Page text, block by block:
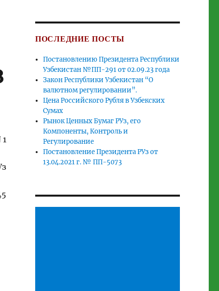
ПОСЛЕДНИЕ ПОСТЫ
Постановлению Президента Республики
Узбекистан №ПП-291 от 02.09.23 года
Закон Республики Узбекистан “О
валютном регулировании”.
Цена Российского Рубля в Узбекских
Сумах
Рынок Ценных Бумаг РУз, его
Компоненты, Контроль и
Регулирование
Постановление Президента РУз от
13.04.2021 г. № ПП-5073